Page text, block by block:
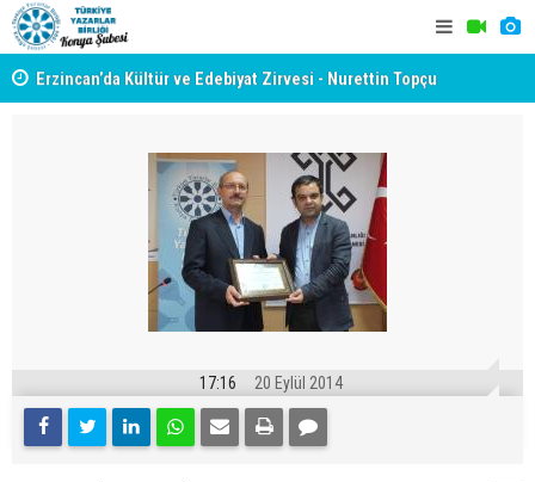
Erzincan’da Kültür ve Edebiyat Zirvesi - Nurettin Topçu
17:16 20 Eylül 2014